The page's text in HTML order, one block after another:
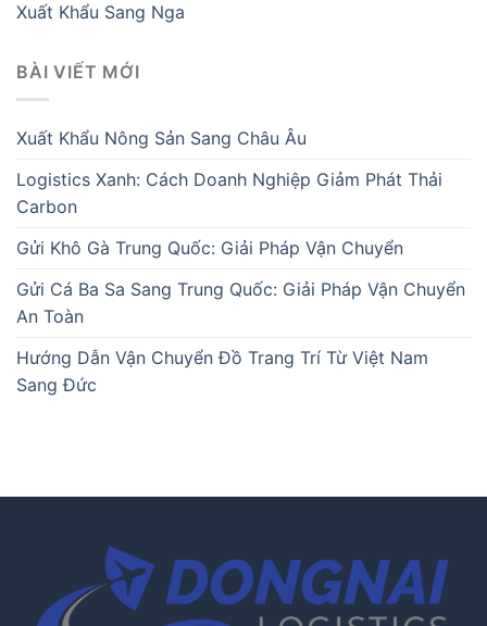
Xuất Khẩu Sang Nga
BÀI VIẾT MỚI
Xuất Khẩu Nông Sản Sang Châu Âu
Logistics Xanh: Cách Doanh Nghiệp Giảm Phát Thải
Carbon
Gửi Khô Gà Trung Quốc: Giải Pháp Vận Chuyển
Gửi Cá Ba Sa Sang Trung Quốc: Giải Pháp Vận Chuyển
An Toàn
Hướng Dẫn Vận Chuyển Đồ Trang Trí Từ Việt Nam
Sang Đức